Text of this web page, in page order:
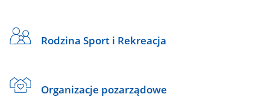
Rodzina Sport i Rekreacja
Organizacje pozarządowe